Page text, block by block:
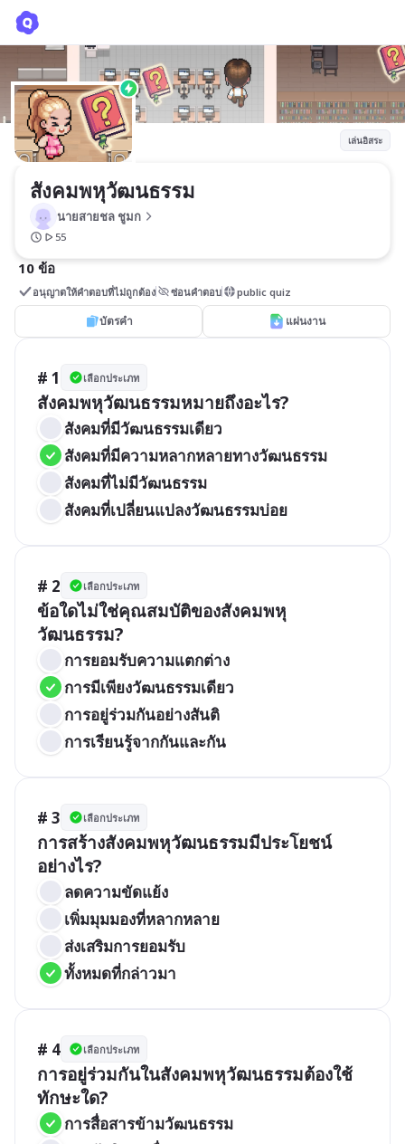
เล่นอิสระ
สังคมพหุวัฒนธรรม
นายสายชล ชูมก
55
10 ข้อ
อนุญาตให้คำตอบที่ไม่ถูกต้อง ซ่อนคำตอบ public quiz
บัตรคำ แผ่นงาน
# 1 เลือกประเภท
สังคมพหุวัฒนธรรมหมายถึงอะไร?
สังคมที่มีวัฒนธรรมเดียว
สังคมที่มีความหลากหลายทางวัฒนธรรม
สังคมที่ไม่มีวัฒนธรรม
สังคมที่เปลี่ยนแปลงวัฒนธรรมบ่อย
# 2 เลือกประเภท
ข้อใดไม่ใช่คุณสมบัติของสังคมพหุ
วัฒนธรรม?
การยอมรับความแตกต่าง
การมีเพียงวัฒนธรรมเดียว
การอยู่ร่วมกันอย่างสันติ
การเรียนรู้จากกันและกัน
# 3 เลือกประเภท
การสร้างสังคมพหุวัฒนธรรมมีประโยชน์
อย่างไร?
ลดความขัดแย้ง
เพิ่มมุมมองที่หลากหลาย
ส่งเสริมการยอมรับ
ทั้งหมดที่กล่าวมา
# 4 เลือกประเภท
การอยู่ร่วมกันในสังคมพหุวัฒนธรรมต้องใช้
ทักษะใด?
การสื่อสารข้ามวัฒนธรรม